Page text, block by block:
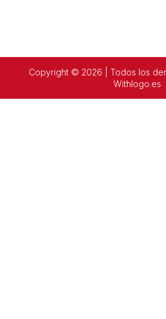
Copyright © 2026 | Todos los
Withlogo.es